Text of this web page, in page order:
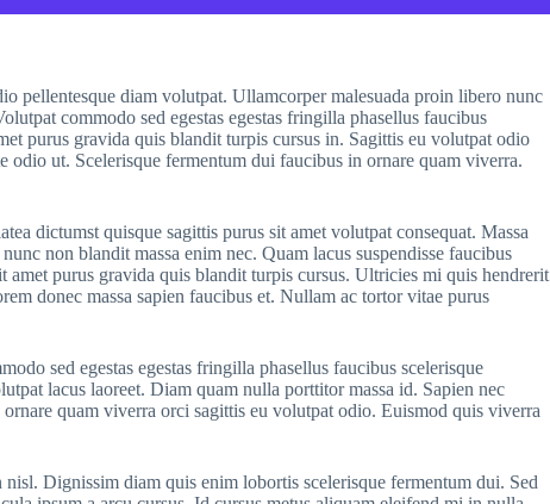
pellentesque diam volutpat. Ullamcorper malesuada proin libero nunc
commodo sed egestas egestas fringilla phasellus faucibus
purus gravida quis blandit turpis cursus in. Sagittis eu volutpat odio
odio ut. Scelerisque fermentum dui faucibus in ornare quam viverra.
dictumst quisque sagittis purus sit amet volutpat consequat. Massa
non blandit massa enim nec. Quam lacus suspendisse faucibus
amet purus gravida quis blandit turpis cursus. Ultricies mi quis hendrerit
donec massa sapien faucibus et. Nullam ac tortor vitae purus
sed egestas egestas fringilla phasellus faucibus scelerisque
lacus laoreet. Diam quam nulla porttitor massa id. Sapien nec
quam viverra orci sagittis eu volutpat odio. Euismod quis viverra
Dignissim diam quis enim lobortis scelerisque fermentum dui. Sed